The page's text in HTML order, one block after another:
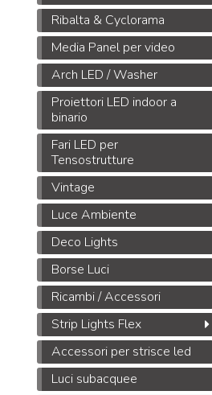
Ribalta & Cyclorama
Media Panel per video
Arch LED / Washer
Proiettori LED indoor a
binario
Fari LED per
Tensostrutture
Vintage
Luce Ambiente
Deco Lights
Borse Luci
Ricambi / Accessori
Strip Lights Flex
Accessori per strisce led
Luci subacquee